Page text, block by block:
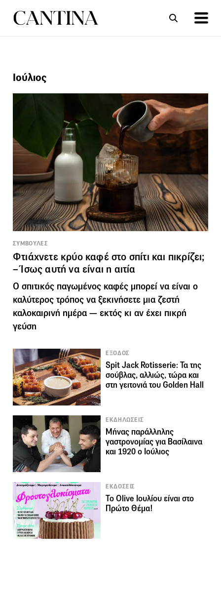
Ιούλιος
ΣΥΜΒΟΥΛΕΣ
Φτιάχνετε κρύο καφέ στο σπίτι και πικρίζει;
– Ίσως αυτή να είναι η αιτία
Ο σπιτικός παγωμένος καφές μπορεί να είναι ο
καλύτερος τρόπος να ξεκινήσετε μια ζεστή
καλοκαιρινή ημέρα — εκτός κι αν έχει πικρή
γεύση
ΕΞΟΔΟΣ
Spit Jack Rotisserie: Τα της
σούβλας, αλλιώς, τώρα και
στη γειτονιά του Golden Hall
ΕΚΔΗΛΩΣΕΙΣ
Μήνας παράλληλης
γαστρονομίας για Βασίλαινα
και 1920 ο Ιούλιος
ΕΚΔΟΣΕΙΣ
Το Olive Ιουλίου είναι στο
Πρώτο Θέμα!